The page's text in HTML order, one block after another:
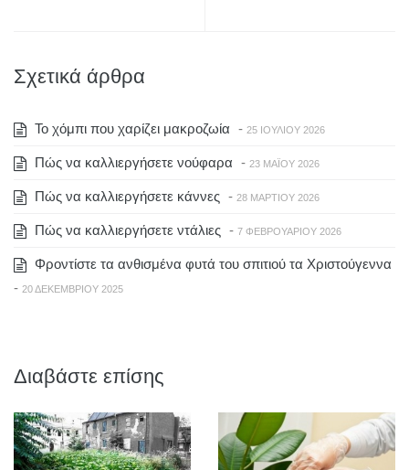
Σχετικά άρθρα
To χόμπι που χαρίζει μακροζωία - 25 ΙΟΥΛΊΟΥ 2026
Πώς να καλλιεργήσετε νούφαρα - 23 ΜΑΪ́ΟΥ 2026
Πώς να καλλιεργήσετε κάννες - 28 ΜΑΡΤΊΟΥ 2026
Πώς να καλλιεργήσετε ντάλιες - 7 ΦΕΒΡΟΥΑΡΊΟΥ 2026
Φροντίστε τα ανθισμένα φυτά του σπιτιού τα Χριστούγεννα
- 20 ΔΕΚΕΜΒΡΊΟΥ 2025
Διαβάστε επίσης